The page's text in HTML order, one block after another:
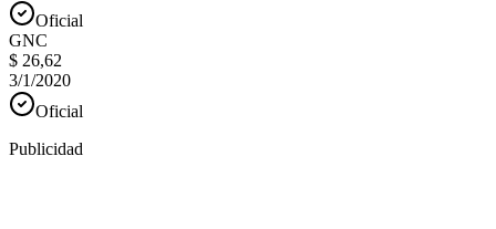
Oficial
GNC
$ 26,62
3/1/2020
Oficial
Publicidad